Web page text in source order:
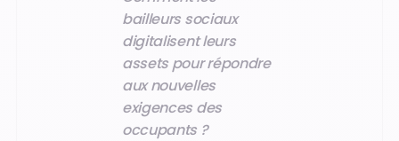
bailleurs sociaux
digitalisent leurs
assets pour répondre
aux nouvelles
exigences des
occupants ?